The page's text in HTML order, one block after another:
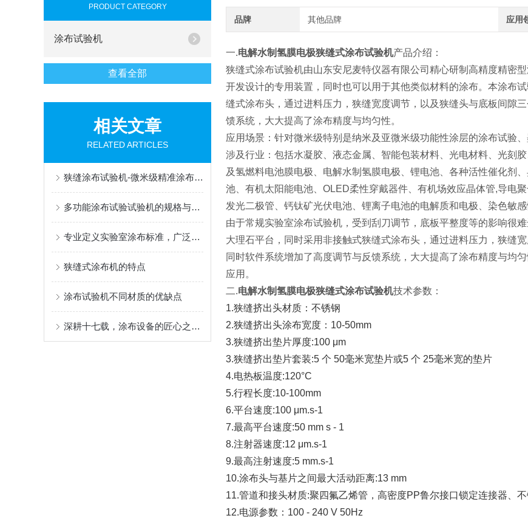
PRODUCT CATEGORY
涂布试验机
查看全部
相关文章
RELATED ARTICLES
狭缝涂布试验机-微米级精准涂布，赋能新能源与半导体科研创新
多功能涂布试验试验机的规格与性能
专业定义实验室涂布标准，广泛赋能材料创新研发
狭缝式涂布机的特点
涂布试验机不同材质的优缺点
深耕十七载，涂布设备的匠心之选 ——AT-TB-300C 多功能涂布试验机
品牌 其他品牌 应用
一.电解水制氢膜电极狭缝式涂布试验机产品介绍：
狭缝式涂布试验机由山东安尼麦特仪器有限公司精心研制高精度精密
开发设计的专用装置，同时也可以用于其他类似材料的涂布。本涂布
缝式涂布头，通过进料压力，狭缝宽度调节，以及狭缝头与底板间隙
馈系统，大大提高了涂布精度与均匀性。
应用场景：针对微米级特别是纳米及亚微米级功能性涂层的涂布试验
涉及行业： 包括水凝胶、液态金属、智能包装材料、光电材料、光刻
及氢燃料电池膜电极、电解水制氢膜电极、锂电池、各种活性催化剂
池、有机太阳能电池、OLED柔性穿戴器件、 有机场效应晶体管,导电
发光二极管、钙钛矿光伏电池、锂离子电池的电解质和电极、染色敏
由于常规实验室涂布试验机，受到刮刀调节，底板平整度等的影响很
大理石平台，同时采用非接触式狭缝式涂布头，通过进料压力，狭缝
同时软件系统增加了高度调节与反馈系统，大大提高了涂布精度与均
应用。
二.电解水制氢膜电极狭缝式涂布试验机技术参数：
1.狭缝挤出头材质：不锈钢
2.狭缝挤出头涂布宽度：10-50mm
3.狭缝挤出垫片厚度:100 μm
3.狭缝挤出垫片套装:5 个 50毫米宽垫片或5 个 25毫米宽的垫片
4.电热板温度:120°C
5.行程长度:10-100mm
6.平台速度:100 μm.s-1
7.最高平台速度:50 mm s - 1
8.注射器速度:12 μm.s-1
9.最高注射速度:5 mm.s-1
10.涂布头与基片之间最大活动距离:13 mm
11.管道和接头材质:聚四氟乙烯管，高密度PP鲁尔接口锁定连接器、
12.电源参数：100 - 240 V 50Hz